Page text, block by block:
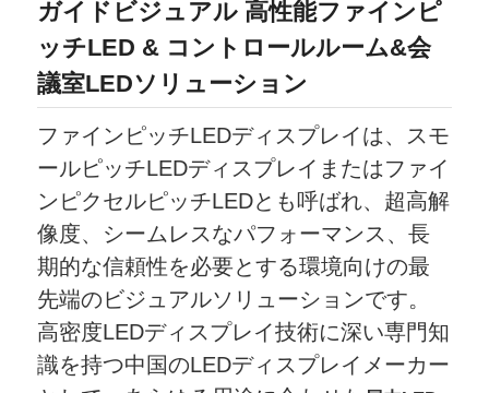
私たちについて
工場見学
品質管理
お問い合わせ
ニュース
ケース
ガイドビジュアル 高性能ファインピ
ッチLED & コントロールルーム&会
議室LEDソリューション
ファインピッチLEDディスプレイは、スモ
ールピッチLEDディスプレイまたはファイ
ンピクセルピッチLEDとも呼ばれ、超高解
像度、シームレスなパフォーマンス、長
期的な信頼性を必要とする環境向けの最
先端のビジュアルソリューションです。
高密度LEDディスプレイ技術に深い専門知
識を持つ中国のLEDディスプレイメーカー